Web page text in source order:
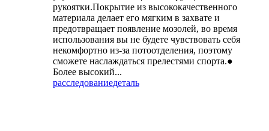
рукоятки.Покрытие из высококачественного
материала делает его мягким в захвате и
предотвращает появление мозолей, во время
использования вы не будете чувствовать себя
некомфортно из-за потоотделения, поэтому
сможете наслаждаться прелестями спорта.●
Более высокий...
расследованиедеталь